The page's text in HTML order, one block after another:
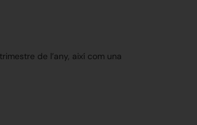
de l’any, així com una